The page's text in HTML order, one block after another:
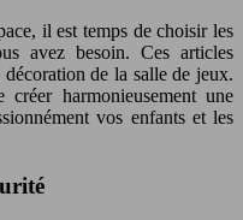
il est temps de choisir les
avez besoin. Ces articles
décoration de la salle de jeux.
créer harmonieusement une
vos enfants et les